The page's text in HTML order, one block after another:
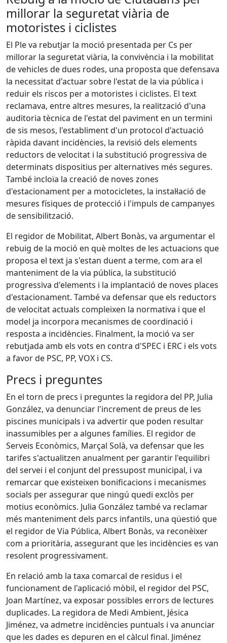
millorar la seguretat viària de
motoristes i ciclistes
El Ple va rebutjar la moció presentada per Cs per
millorar la seguretat viària, la convivència i la mobilitat
de vehicles de dues rodes, una proposta que defensava
la necessitat d'actuar sobre l'estat de la via pública i
reduir els riscos per a motoristes i ciclistes. El text
reclamava, entre altres mesures, la realització d'una
auditoria tècnica de l'estat del paviment en un termini
de sis mesos, l'establiment d'un protocol d'actuació
ràpida davant incidències, la revisió dels elements
reductors de velocitat i la substitució progressiva de
determinats dispositius per alternatives més segures.
També incloïa la creació de noves zones
d'estacionament per a motocicletes, la instal·lació de
mesures físiques de protecció i l'impuls de campanyes
de sensibilització.
El regidor de Mobilitat, Albert Bonàs, va argumentar el
rebuig de la moció en què moltes de les actuacions que
proposa el text ja s'estan duent a terme, com ara el
manteniment de la via pública, la substitució
progressiva d'elements i la implantació de noves places
d'estacionament. També va defensar que els reductors
de velocitat actuals compleixen la normativa i que el
model ja incorpora mecanismes de coordinació i
resposta a incidències. Finalment, la moció va ser
rebutjada amb els vots en contra d'SPEC i ERC i els vots
a favor de PSC, PP, VOX i CS.
Precs i preguntes
En el torn de precs i preguntes la regidora del PP, Julia
González, va denunciar l'increment de preus de les
piscines municipals i va advertir que poden resultar
inassumibles per a algunes famílies. El regidor de
Serveis Econòmics, Marçal Solà, va defensar que les
tarifes s'actualitzen anualment per garantir l'equilibri
del servei i el conjunt del pressupost municipal, i va
remarcar que existeixen bonificacions i mecanismes
socials per assegurar que ningú quedi exclòs per
motius econòmics. Julia González també va reclamar
més manteniment dels parcs infantils, una qüestió que
el regidor de Via Pública, Albert Bonàs, va reconèixer
com a prioritària, assegurant que les incidències es van
resolent progressivament.
En relació amb la taxa comarcal de residus i el
funcionament de l'aplicació mòbil, el regidor del PSC,
Joan Martínez, va exposar possibles errors de lectures
duplicades. La regidora de Medi Ambient, Jésica
Jiménez, va admetre incidències puntuals i va anunciar
que les dades es depuren en el càlcul final. Jiménez